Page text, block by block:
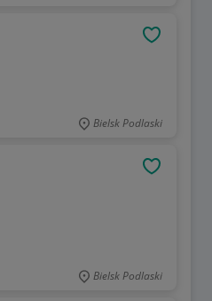
Bielsk Podlaski
Bielsk Podlaski